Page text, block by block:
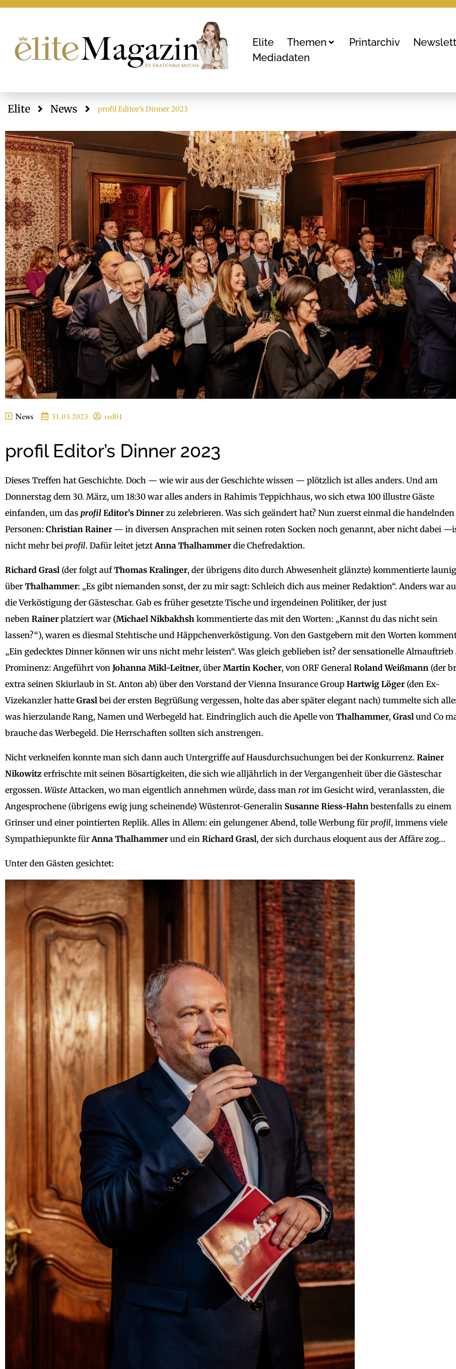
Elite Themen Printarchiv
Mediadaten
Elite News profil Editor’s Dinner 2023
News 31.03.2023 red01
profil Editor’s Dinner 2023
Dieses Treffen hat Geschichte. Doch — wie wir aus der Geschichte wissen — plötzlich ist alles anders. Und am
Donnerstag dem 30. März, um 18:30 war alles anders in Rahimis Teppichhaus, wo sich etwa 100 illustre Gäste
einfanden, um das profil Editor’s Dinnerzu zelebrieren. Was sich geändert hat? Nun zuerst einmal die handelnden
Personen: Christian Rainer— in diversen Ansprachen mit seinen roten Socken noch genannt, aber nicht dabei
nicht mehr bei profil. Dafür leitet jetztAnna Thalhammerdie Chefredaktion.
Richard Grasl (der folgt aufThomas Kralinger, der übrigens dito durch Abwesenheit glänzte) kommentierte launig
über Thalhammer: „Es gibt niemanden sonst, der zu mir sagt: Schleich dich aus meiner Redaktion“. Anders war
die Verköstigung der Gästeschar. Gab es früher gesetzte Tische und irgendeinen Politiker, der just
neben Rainerplatziert war (Michael Nikbakhsh kommentierte das mit den Worten: „Kannst du das nicht sein
lassen?“), waren es diesmal Stehtische und Häppchenverköstigung. Von den Gastgebern mit den Worten
„Ein gedecktes Dinner können wir uns nicht mehr leisten“. Was gleich geblieben ist? der sensationelle Almauftrieb
Prominenz: Angeführt von Johanna Mikl-Leitner, über Martin Kocher, von ORF General Roland Weißmann (der
extra seinen Skiurlaub in St. Anton ab) über den Vorstand der Vienna Insurance Group Hartwig Löger(den Ex-
Vizekanzler hatte Grasl bei der ersten Begrüßung vergessen, holte das aber später elegant nach) tummelte sich
was hierzulande Rang, Namen und Werbegeld hat. Eindringlich auch die Apelle von Thalhammer, Grasl und Co
brauche das Werbegeld. Die Herrschaften sollten sich anstrengen.
Nicht verkneifen konnte man sich dann auch Untergriffe auf Hausdurchsuchungen bei der Konkurrenz. Rainer
Nikowitz erfrischte mit seinen Bösartigkeiten, die sich wie alljährlich in der Vergangenheit über die Gästeschar
ergossen. WüsteAttacken, wo man eigentlich annehmen würde, dass man rot im Gesicht wird, veranlassten, die
Angesprochene (übrigens ewig jung scheinende) Wüstenrot-Generalin Susanne Riess-Hahn bestenfalls zu einem
Grinser und einer pointierten Replik. Alles in Allem: ein gelungener Abend, tolle Werbung für profil, immens viele
Sympathiepunkte fürAnna Thalhammerund ein Richard Grasl, der sich durchaus eloquent aus der Affäre zog…
Unter den Gästen gesichtet: